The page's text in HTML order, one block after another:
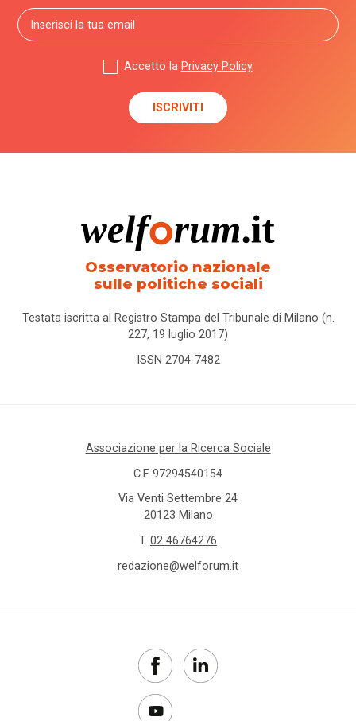
Accetto la Privacy Policy
Osservatorio nazionale
sulle politiche sociali
Testata iscritta al Registro Stampa del Tribunale di Milano (n.
227, 19 luglio 2017)
ISSN 2704-7482
Associazione per la Ricerca Sociale
C.F. 97294540154
Via Venti Settembre 24
20123 Milano
T. 02 46764276
redazione@welforum.it